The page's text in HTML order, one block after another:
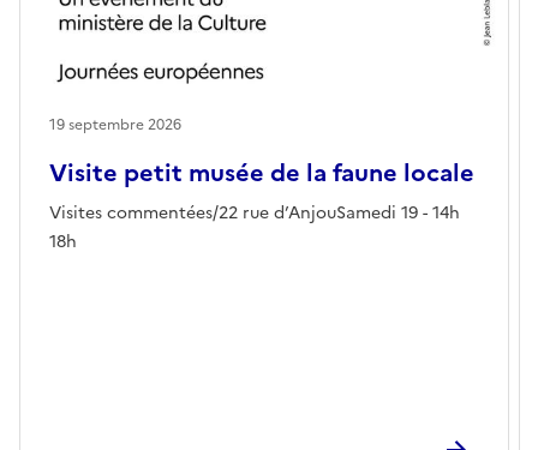
Visite petit musée de la faune locale
Visites commentées/22 rue d’AnjouSamedi 19 - 14h
18h
19 septembre 2026